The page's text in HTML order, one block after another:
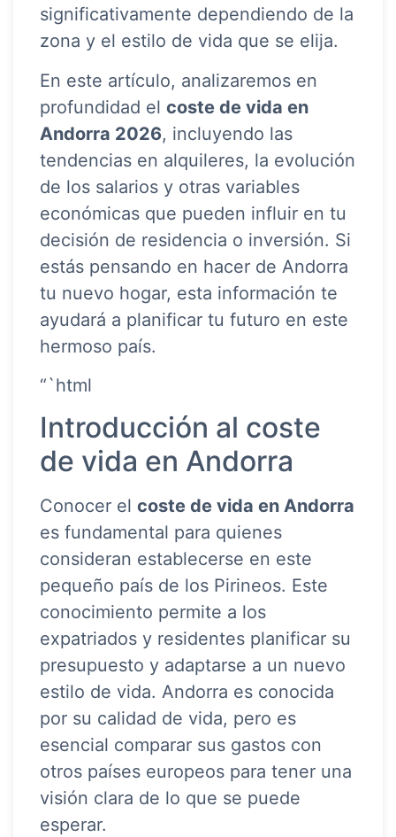
significativamente dependiendo de la
zona y el estilo de vida que se elija.
En este artículo, analizaremos en
profundidad el coste de vida en
Andorra 2026, incluyendo las
tendencias en alquileres, la evolución
de los salarios y otras variables
económicas que pueden influir en tu
decisión de residencia o inversión. Si
estás pensando en hacer de Andorra
tu nuevo hogar, esta información te
ayudará a planificar tu futuro en este
hermoso país.
“`html
Introducción al coste
de vida en Andorra
Conocer el coste de vida en Andorra
es fundamental para quienes
consideran establecerse en este
pequeño país de los Pirineos. Este
conocimiento permite a los
expatriados y residentes planificar su
presupuesto y adaptarse a un nuevo
estilo de vida. Andorra es conocida
por su calidad de vida, pero es
esencial comparar sus gastos con
otros países europeos para tener una
visión clara de lo que se puede
esperar.